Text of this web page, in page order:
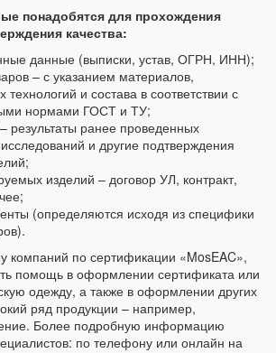
понадобятся для прохождения
качества:
данные (выписки, устав, ОГРН, ИНН);
– с указанием материалов,
технологий и состава в соответствии с
нормами ГОСТ и ТУ;
результаты ранее проведенных
и другие подтверждения
изделий – договор УЛ, контракт,
(определяются исходя из специфики
компаний по сертификации «MosEAC»,
помощь в оформлении сертификата или
одежду, а также в оформлении других
ряд продукции – например,
Более подробную информацию
по телефону или онлайн на